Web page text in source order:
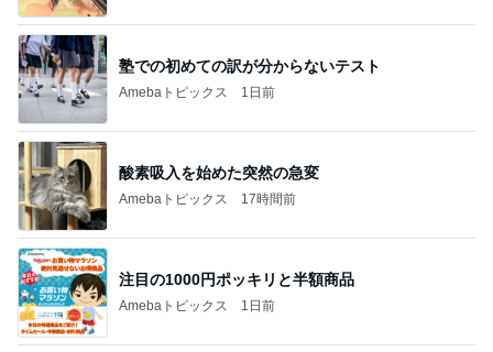
塾での初めての訳が分からないテスト
Amebaトピックス 1日前
酸素吸入を始めた突然の急変
Amebaトピックス 17時間前
注目の1000円ポッキリと半額商品
Amebaトピックス 1日前